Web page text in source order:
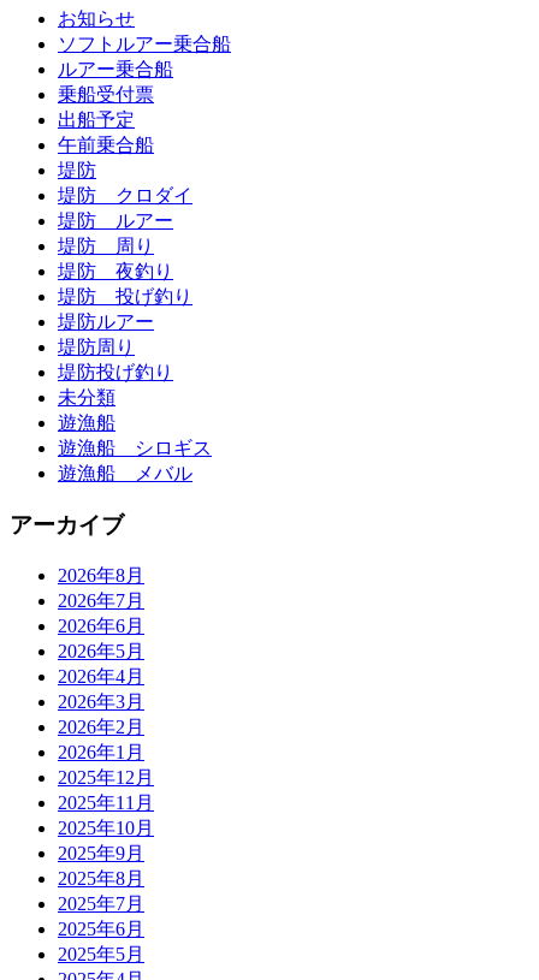
お知らせ
ソフトルアー乗合船
ルアー乗合船
乗船受付票
出船予定
午前乗合船
堤防
堤防 クロダイ
堤防 ルアー
堤防 周り
堤防 夜釣り
堤防 投げ釣り
堤防ルアー
堤防周り
堤防投げ釣り
未分類
遊漁船
遊漁船 シロギス
遊漁船 メバル
アーカイブ
2026年8月
2026年7月
2026年6月
2026年5月
2026年4月
2026年3月
2026年2月
2026年1月
2025年12月
2025年11月
2025年10月
2025年9月
2025年8月
2025年7月
2025年6月
2025年5月